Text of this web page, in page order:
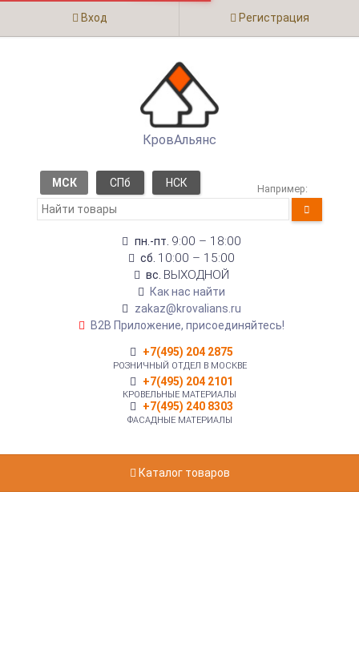
Вход Регистрация
КровАльянс
МСК СПб НСК Например:
пн.-пт. 9:00 – 18:00
сб. 10:00 – 15:00
вс. ВЫХОДНОЙ
Как нас найти
zakaz@krovalians.ru
B2B Приложение, присоединяйтесь!
+7(495) 204 2875
РОЗНИЧНЫЙ ОТДЕЛ В МОСКВЕ
+7(495) 204 2101
КРОВЕЛЬНЫЕ МАТЕРИАЛЫ
+7(495) 240 8303
ФАСАДНЫЕ МАТЕРИАЛЫ
Каталог товаров